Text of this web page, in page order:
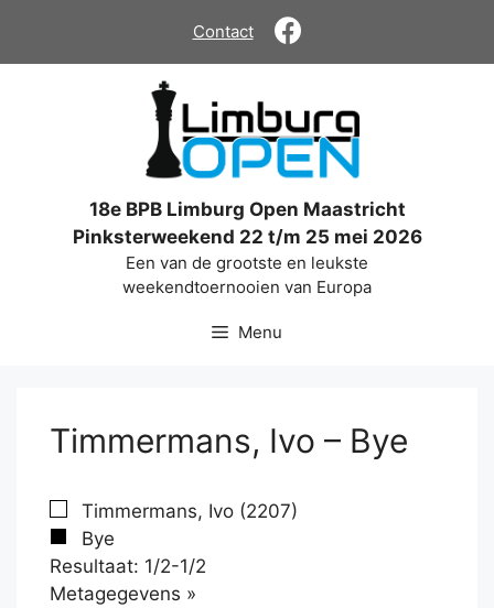
de
Contact
18e BPB Limburg Open Maastricht
Pinksterweekend 22 t/m 25 mei 2026
Een van de grootste en leukste
weekendtoernooien van Europa
Menu
Timmermans, Ivo – Bye
Timmermans, Ivo (2207)
Bye
Resultaat: 1/2-1/2
Metagegevens »